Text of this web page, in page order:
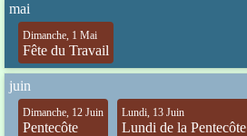
mai
Dimanche, 1 Mai
Fête du Travail
juin
Dimanche, 12 Juin
Pentecôte
Lundi, 13 Juin
Lundi de la Pentecôte